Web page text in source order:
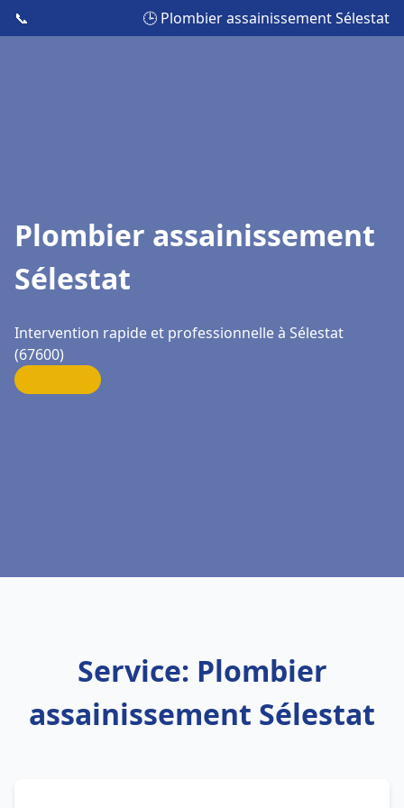
📞 🕒 Plombier assainissement Sélestat
Plombier assainissement
Sélestat
Intervention rapide et professionnelle à Sélestat
(67600)
Service: Plombier
assainissement Sélestat